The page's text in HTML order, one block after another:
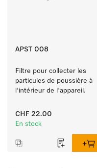
APST 008
Filtre pour collecter les
particules de poussière à
l'intérieur de l'appareil.
CHF 22.00
En stock